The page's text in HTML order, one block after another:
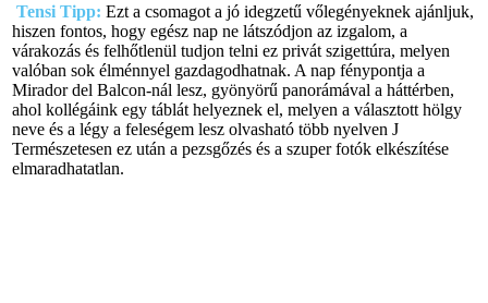
Tensi Tipp: Ezt a csomagot a jó idegzetű vőlegényeknek ajánljuk,
hiszen fontos, hogy egész nap ne látszódjon az izgalom, a
várakozás és felhőtlenül tudjon telni ez privát szigettúra, melyen
valóban sok élménnyel gazdagodhatnak. A nap fénypontja a
Mirador del Balcon-nál lesz, gyönyörű panorámával a háttérben,
ahol kollégáink egy táblát helyeznek el, melyen a választott hölgy
neve és a légy a feleségem lesz olvasható több nyelven J
Természetesen ez után a pezsgőzés és a szuper fotók elkészítése
elmaradhatatlan.